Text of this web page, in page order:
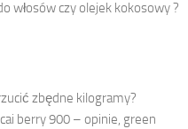
włosów czy olejek kokosowy ?
zbędne kilogramy?
berry 900 – opinie, green